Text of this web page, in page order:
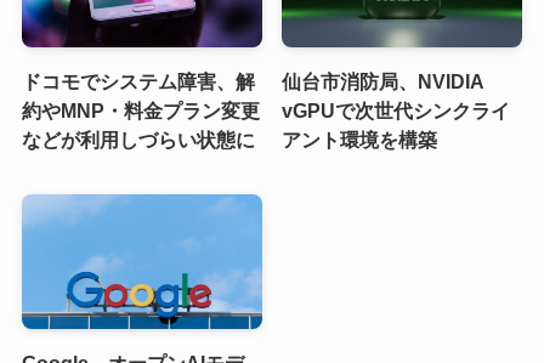
ドコモでシステム障害、解
約やMNP・料金プラン変更
などが利用しづらい状態に
仙台市消防局、NVIDIA
vGPUで次世代シンクライ
アント環境を構築